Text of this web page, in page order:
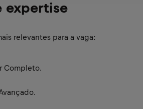
expertise
relevantes para a vaga:
Completo.